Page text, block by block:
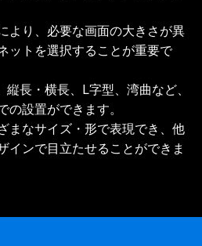
より、必要な画面の大きさが異
ットを選択することが重要で
長・横長、L字型、湾曲など、
の設置ができます。
まなサイズ・形で表現でき、他
インで目立たせることができま